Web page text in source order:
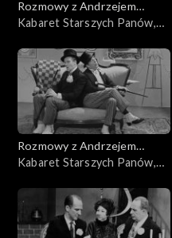
Rozmowy z Andrzejem
Doboszem
Kabaret Starszych Panów,
Rozmowy z Andrzejem
Doboszem
Kabaret Starszych Panów,